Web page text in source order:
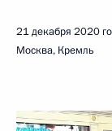
21 декабря 2020
Москва, Кремль